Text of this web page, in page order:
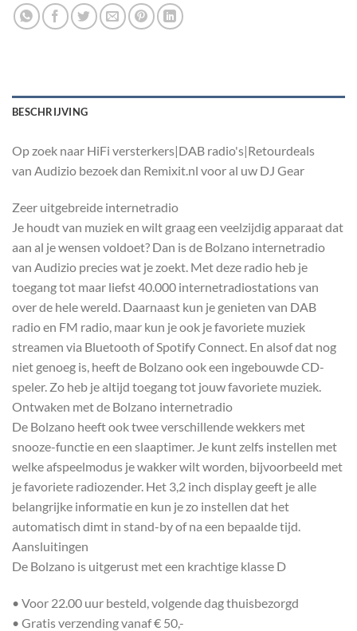
BESCHRIJVING
Op zoek naar HiFi versterkers|DAB radio's|Retourdeals
van Audizio bezoek dan Remixit.nl voor al uw DJ Gear
Zeer uitgebreide internetradio
Je houdt van muziek en wilt graag een veelzijdig apparaat dat
aan al je wensen voldoet? Dan is de Bolzano internetradio
van Audizio precies wat je zoekt. Met deze radio heb je
toegang tot maar liefst 40.000 internetradiostations van
over de hele wereld. Daarnaast kun je genieten van DAB
radio en FM radio, maar kun je ook je favoriete muziek
streamen via Bluetooth of Spotify Connect. En alsof dat nog
niet genoeg is, heeft de Bolzano ook een ingebouwde CD-
speler. Zo heb je altijd toegang tot jouw favoriete muziek.
Ontwaken met de Bolzano internetradio
De Bolzano heeft ook twee verschillende wekkers met
snooze-functie en een slaaptimer. Je kunt zelfs instellen met
welke afspeelmodus je wakker wilt worden, bijvoorbeeld met
je favoriete radiozender. Het 3,2 inch display geeft je alle
belangrijke informatie en kun je zo instellen dat het
automatisch dimt in stand-by of na een bepaalde tijd.
Aansluitingen
De Bolzano is uitgerust met een krachtige klasse D
• Voor 22.00 uur besteld, volgende dag thuisbezorgd
• Gratis verzending vanaf € 50,-